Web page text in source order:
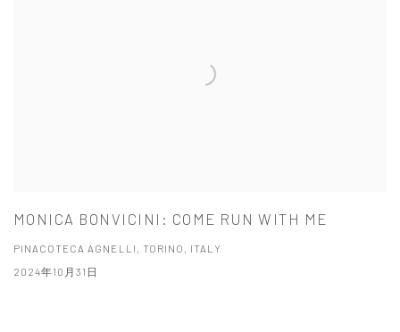
MONICA BONVICINI: COME RUN WITH ME
PINACOTECA AGNELLI, TORINO, ITALY
2024年10月31日